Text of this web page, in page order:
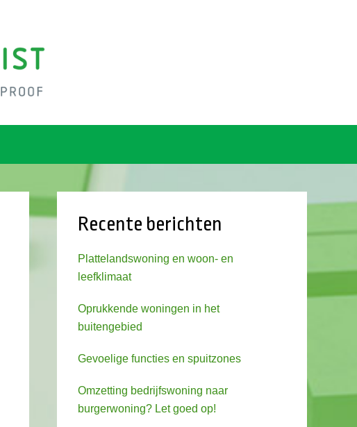
Recente berichten
Plattelandswoning en woon- en
leefklimaat
Oprukkende woningen in het
buitengebied
Gevoelige functies en spuitzones
Omzetting bedrijfswoning naar
burgerwoning? Let goed op!